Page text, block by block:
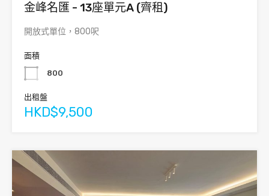
金峰名匯 - 13座單元A (齊租)
開放式單位，800呎
面積
800
出租盤
HKD$9,500